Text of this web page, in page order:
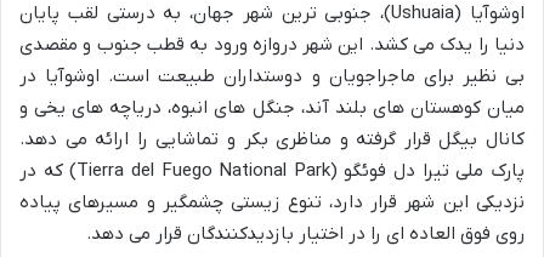
اوشوآیا (Ushuaia)، جنوبی ترین شهر جهان، به درستی لقب پایان
دنیا را یدک می کشد. این شهر دروازه ورود به قطب جنوب و مقصدی
بی نظیر برای ماجراجویان و دوستداران طبیعت است. اوشوآیا در
میان کوهستان های بلند آند، جنگل های انبوه، دریاچه های یخی و
کانال بیگل قرار گرفته و مناظری بکر و تماشایی را ارائه می دهد.
پارک ملی تیرا دل فوئگو (Tierra del Fuego National Park) که در
نزدیکی این شهر قرار دارد، تنوع زیستی چشمگیر و مسیرهای پیاده
روی فوق العاده ای را در اختیار بازدیدکنندگان قرار می دهد.